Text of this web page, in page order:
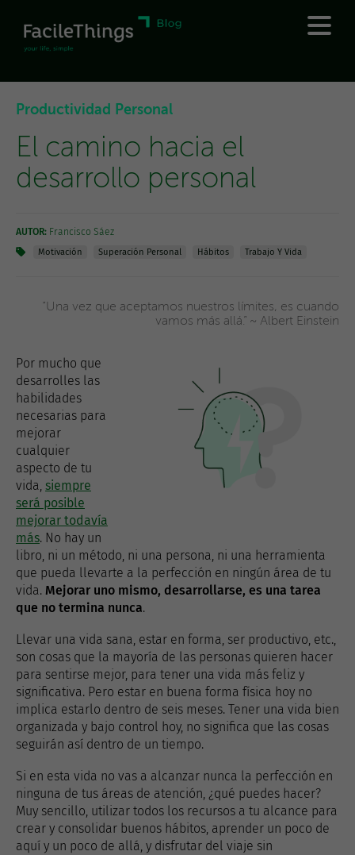
Productividad Personal
El camino hacia el
desarrollo personal
AUTOR: Francisco Sáez
Motivación Superación Personal Hábitos Trabajo Y Vida
“Una vez que aceptamos nuestros límites, es cuando
vamos más allá.” ~ Albert Einstein
Por mucho que
desarrolles las
habilidades
necesarias para
mejorar
cualquier
aspecto de tu
vida, siempre
será posible
mejorar todavía
más. No hay un
libro, ni un método, ni una persona, ni una herramienta
que pueda llevarte a la perfección en ningún área de tu
vida. Mejorar uno mismo, desarrollarse, es una tarea
que no termina nunca.
Llevar una vida sana, estar en forma, ser productivo, etc.,
son cosas que la mayoría de las personas quieren hacer
para sentirse mejor, para tener una vida más feliz y
significativa. Pero estar en buena forma física hoy no
implica estarlo dentro de seis meses. Tener una vida bien
organizada y bajo control hoy, no significa que las cosas
seguirán así dentro de un tiempo.
Si en esta vida no vas a alcanzar nunca la perfección en
ninguna de tus áreas de atención, ¿qué puedes hacer?
Muy sencillo, utilizar todos los recursos a tu alcance para
crear y consolidar buenos hábitos, aprender un poco de
aquí y un poco de allá, y disfrutar del viaje sin